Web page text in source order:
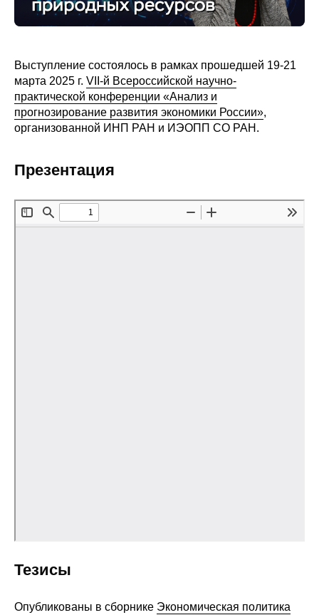
Редакционная этика
Общие требования
Стандарты оформления
Выпуски
Inforum
Ученый совет
Выступление состоялось в рамках прошедшей 19-21
марта 2025 г. VII-й Всероссийской научно-
практической конференции «Анализ и
прогнозирование развития экономики России»,
организованной ИНП РАН и ИЭОПП СО РАН.
Презентация
Тезисы
Опубликованы в сборнике Экономическая политика